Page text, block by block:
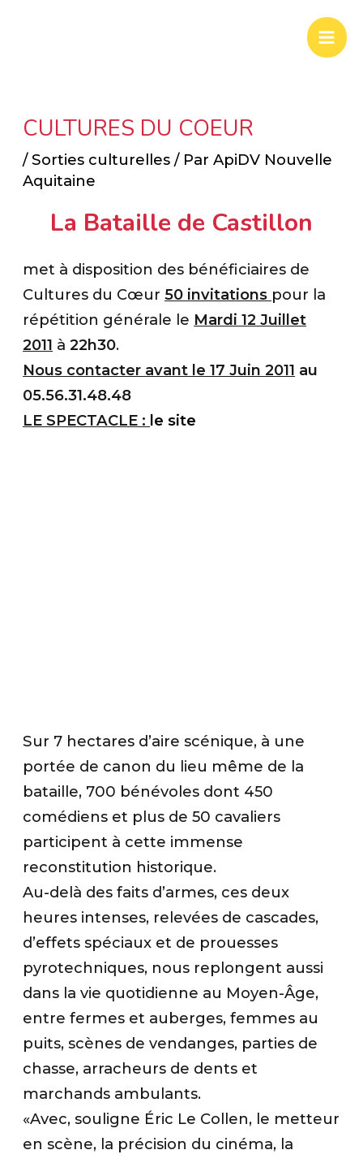
CULTURES DU COEUR
/Sorties culturelles / ParApiDV Nouvelle
Aquitaine
La Bataille de Castillon
met à disposition des bénéficiaires de
Cultures du Cœur50 invitations pour la
répétition générale le Mardi 12 Juillet
2011 à22h30.
Nous contacter avant le 17 Juin 2011 au
05.56.31.48.48
LE SPECTACLE : le site
Sur 7 hectares d’aire scénique, à une
portée de canon du lieu même de la
bataille, 700 bénévoles dont 450
comédiens et plus de 50 cavaliers
participent à cette immense
reconstitution historique.
Au-delà des faits d’armes, ces deux
heures intenses, relevées de cascades,
d’effets spéciaux et de prouesses
pyrotechniques, nous replongent aussi
dans la vie quotidienne au Moyen-Âge,
entre fermes et auberges, femmes au
puits, scènes de vendanges, parties de
chasse, arracheurs de dents et
marchands ambulants.
«Avec, souligne Éric Le Collen, le metteur
en scène, la précision du cinéma, la